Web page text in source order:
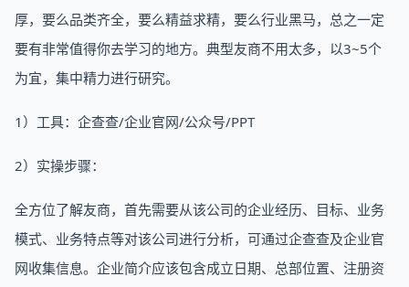
厚，要么品类齐全，要么精益求精，要么行业黑马，总之一定
要有非常值得你去学习的地方。典型友商不用太多，以3~5个
为宜，集中精力进行研究。
1）工具：企查查/企业官网/公众号/PPT
2）实操步骤：
全方位了解友商，首先需要从该公司的企业经历、目标、业务
模式、业务特点等对该公司进行分析，可通过企查查及企业官
网收集信息。企业简介应该包含成立日期、总部位置、注册资